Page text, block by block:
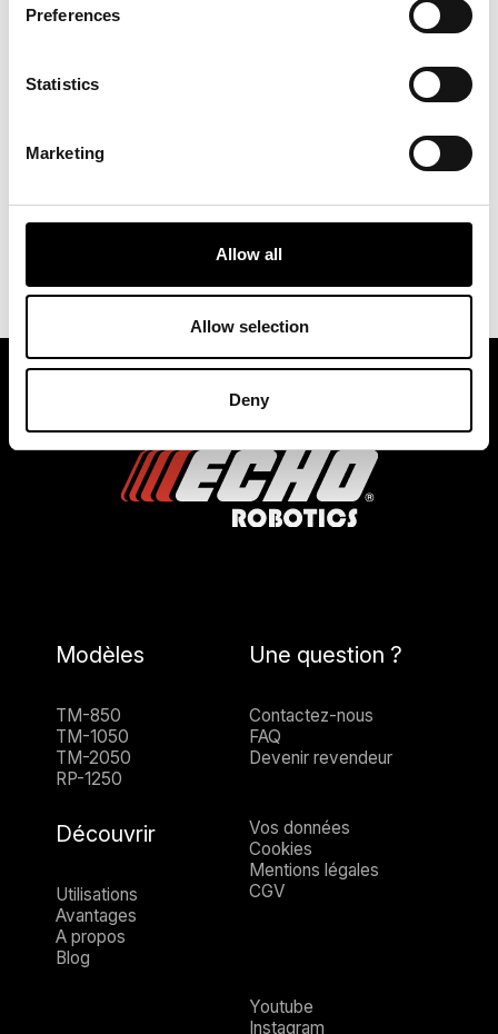
Preferences
Statistics
Marketing
Allow all
Allow selection
Deny
accidentelle ou illicite, contre la perte, la
falsification, la diffusion ou l’accès non autorisés
transmission de données par réseau, et contre
représentent le traitement et la nature des
compte tenu des possibilités techniques et du
coût de mise en œuvre.
Modèles
TM-850
TM-1050
TM-2050
RP-1250
Une question ?
Contactez-nous
FAQ
Devenir revendeur
Découvrir
Utilisations
Avantages
A propos
Blog
Vos données
Cookies
Mentions légales
CGV
Youtube
Instagram